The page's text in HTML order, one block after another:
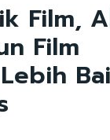
Film,
Film